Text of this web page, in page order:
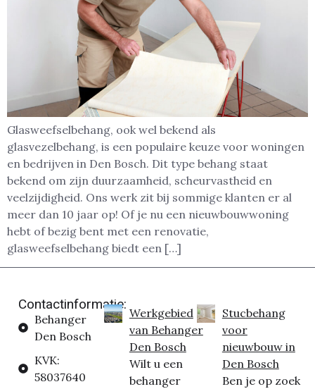
Glasweefselbehang, ook wel bekend als
glasvezelbehang, is een populaire keuze voor woningen
en bedrijven in Den Bosch. Dit type behang staat
bekend om zijn duurzaamheid, scheurvastheid en
veelzijdigheid. Ons werk zit bij sommige klanten er al
meer dan 10 jaar op! Of je nu een nieuwbouwwoning
hebt of bezig bent met een renovatie,
glasweefselbehang biedt een […]
Contactinformatie:
Behanger
Den Bosch
KVK:
58037640
Werkgebied
van Behanger
Den Bosch
Wilt u een
behanger
Stucbehang
voor
nieuwbouw in
Den Bosch
Ben je op zoek